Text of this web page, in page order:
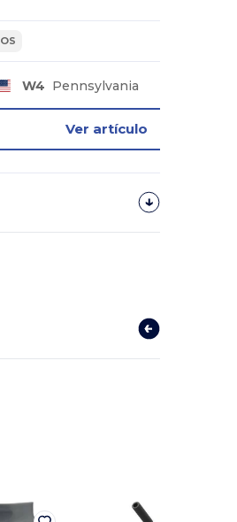
OS
W4 Pennsylvania
Ver artículo